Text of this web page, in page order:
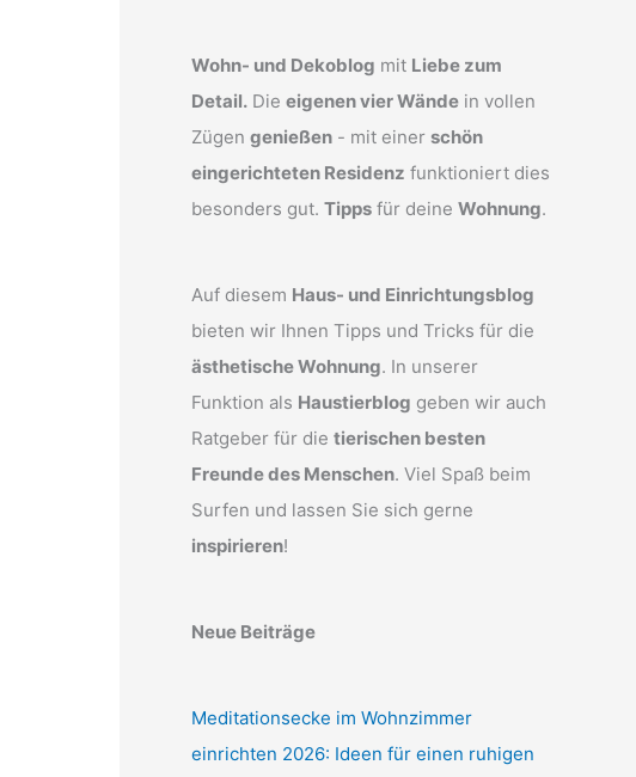
Wohn- und Dekoblog mit Liebe zum
Detail. Die eigenen vier Wände in vollen
Zügen genießen - mit einer schön
eingerichteten Residenz funktioniert dies
besonders gut. Tipps für deine Wohnung.
Auf diesem Haus- und Einrichtungsblog
bieten wir Ihnen Tipps und Tricks für die
ästhetische Wohnung. In unserer
Funktion als Haustierblog geben wir auch
Ratgeber für die tierischen besten
Freunde des Menschen. Viel Spaß beim
Surfen und lassen Sie sich gerne
inspirieren!
Neue Beiträge
Meditationsecke im Wohnzimmer
einrichten 2026: Ideen für einen ruhigen